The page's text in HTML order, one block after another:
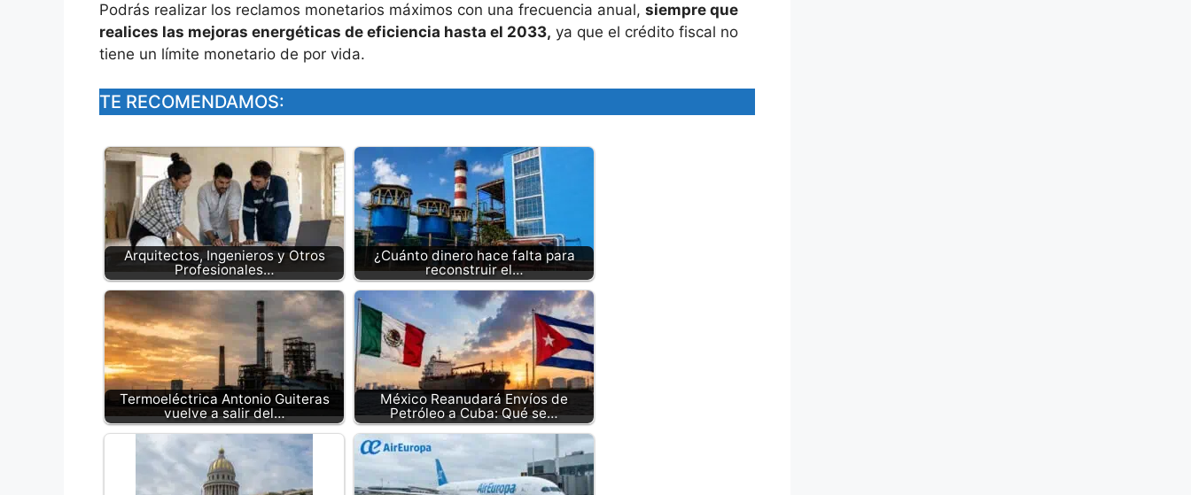
Podrás realizar los reclamos monetarios máximos con una frecuencia anual, siempre que
realices las mejoras energéticas de eficiencia hasta el 2033, ya que el crédito fiscal no
tiene un límite monetario de por vida.
TE RECOMENDAMOS:
Arquitectos, Ingenieros y Otros
Profesionales…
¿Cuánto dinero hace falta para
reconstruir el…
Termoeléctrica Antonio Guiteras
vuelve a salir del…
México Reanudará Envíos de
Petróleo a Cuba: Qué se…